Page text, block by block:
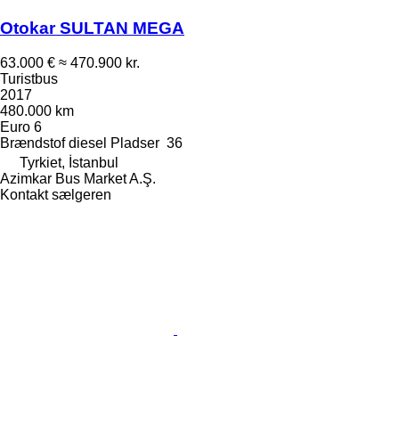
Otokar SULTAN MEGA
63.000 € ≈ 470.900 kr.
Turistbus
2017
480.000 km
Euro 6
Brændstof diesel Pladser 36
Tyrkiet, İstanbul
Azimkar Bus Market A.Ş.
Kontakt sælgeren